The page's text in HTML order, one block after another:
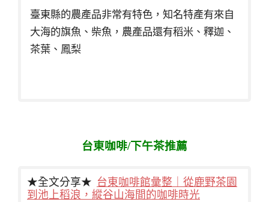
臺東縣的農產品非常有特色，知名特產有來自
大海的旗魚、柴魚，農產品還有稻米、釋迦、
茶葉、鳳梨
台東咖啡/下午茶推薦
★全文分享★ 台東咖啡館彙整｜從鹿野茶園
到池上稻浪，縱谷山海間的咖啡時光